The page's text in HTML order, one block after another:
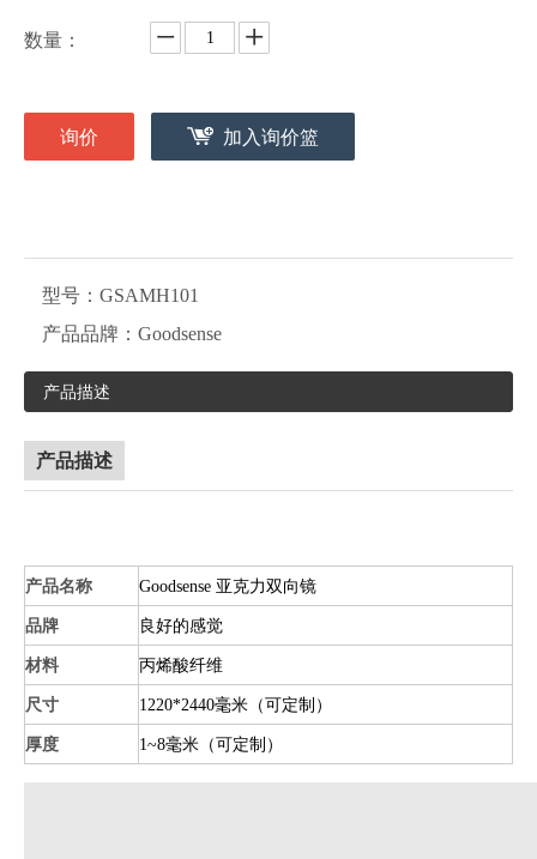
数量：
询价 加入询价篮
型号： GSAMH101
产品品牌： Goodsense
产品描述
产品描述
产品名称 Goodsense 亚克力双向镜
品牌 良好的感觉
材料 丙烯酸纤维
尺寸 1220*2440毫米（可定制）
厚度 1~8毫米（可定制）